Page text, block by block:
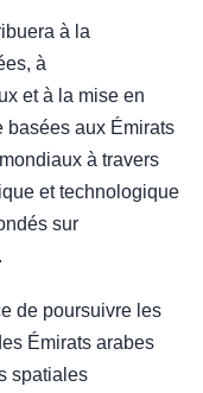
à la
à
et à la mise en
basées aux Émirats
à travers
et technologique
sur
de poursuivre les
Émirats arabes
spatiales